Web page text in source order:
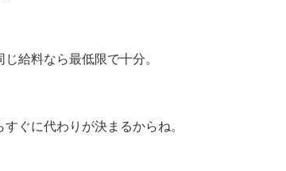
給料なら最低限で十分。
ぐに代わりが決まるからね。